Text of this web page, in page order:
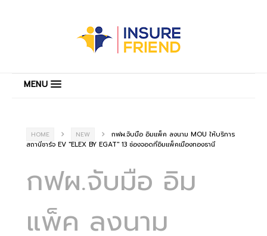
MENU
HOME NEW
กฟผ.จับมือ อิมแพ็ค ลงนาม MOU ให้บริการ
สถานีชาร์จ EV "ELEX BY EGAT" 13 ช่องจอดที่อิมแพ็คเมืองทองธานี
กฟผ.จับมือ อิม
แพ็ค ลงนาม